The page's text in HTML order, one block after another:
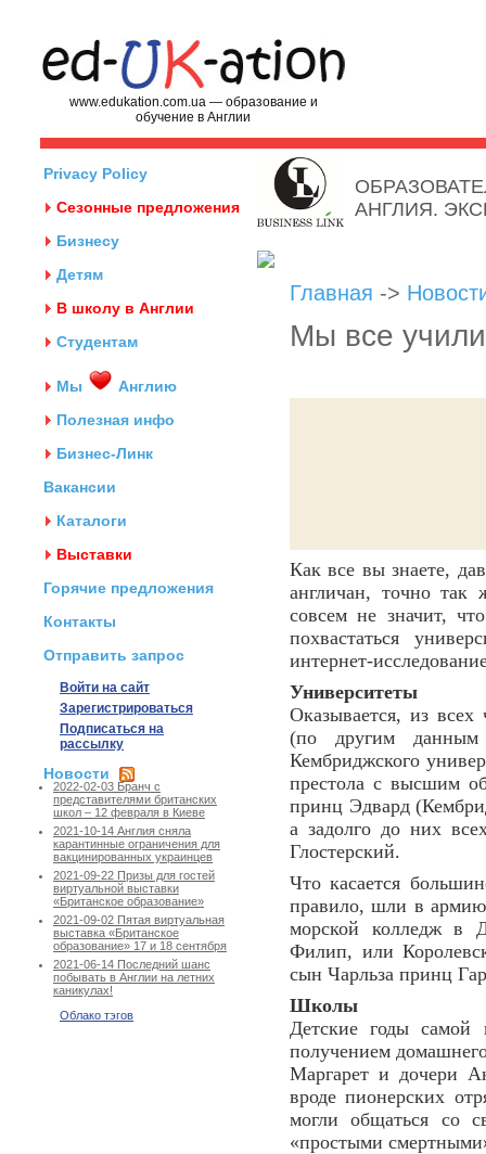
www.edukation.com.ua — образование и
обучение в Англии
Privacy Policy
Сезонные предложения
Бизнесу
Детям
В школу в Англии
Студентам
Мы
Англию
Полезная инфо
Бизнес-Линк
Вакансии
Каталоги
Выставки
Горячие предложения
Контакты
Отправить запрос
Войти на сайт
Зарегистрироваться
Подписаться на
рассылку
Новости
2022-02-03 Бранч с
представителями британских
школ – 12 февраля в Киеве
2021-10-14 Англия сняла
карантинные ограничения для
вакцинированных украинцев
2021-09-22 Призы для гостей
виртуальной выставки
«Британское образование»
2021-09-02 Пятая виртуальная
выставка «Британское
образование» 17 и 18 сентября
2021-06-14 Последний шанс
побывать в Англии на летних
каникулах!
Облако тэгов
АНГЛИЯ.
Главная ->
Мы все
Как все вы знаете,
англичан, точно
совсем не значит,
похвастаться
интернет-
Университеты
Оказывается, из всех
(по другим данным
Кембриджского
престола с высшим
принц Эдвард
а задолго до них
Глостерский.
Что касается
правило, шли в армию
морской колледж в
Филип, или
сын Чарльза принц
Школы
Детские годы самой
получением
Маргарет и дочери
вроде пионерских
могли общаться со
«простыми